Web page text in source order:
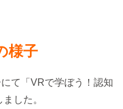
様子
て「VRで学ぼう！認知
した。